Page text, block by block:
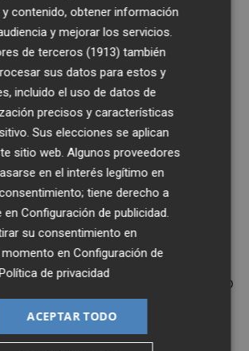
español Iván García Cortina
que se quedaron sin
a un francés que
12 kilómetros de la meta,
previo por la línea y la
dos subidas al muro bretón.
etapa bretona, el pelotón
una octava etapa bien
Méen-le-Grand y Laval
con 171,4 kilómetros de
no muy larga y bastante
una pequeña cota en el tramo
un final al esprint salvo
impida.
contenido, obtener información
y mejorar los servicios.
de terceros (1913) también
sus datos para estos y
incluido el uso de datos de
precisos y características
Sus elecciones se aplican
sitio web. Algunos proveedores
en el interés legítimo en
tiene derecho a
enConfiguración de publicidad.
su consentimiento en
momento enConfiguración de
de privacidad
ACEPTAR TODO